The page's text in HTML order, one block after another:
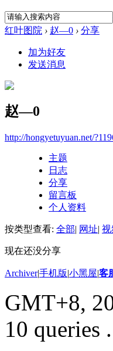
红叶图院 › 赵—0 › 分享
加为好友
发送消息
赵—0
http://hongyetuyuan.net/
主题
日志
分享
留言板
个人资料
按类型查看: 全部| 网址| 视
现在还没分享
Archiver|手机版|小黑屋|客
GMT+8,
10 queries .